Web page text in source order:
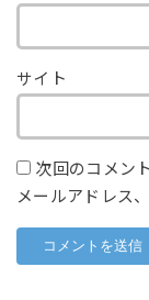
サイト
次回のコメン
メールアドレス